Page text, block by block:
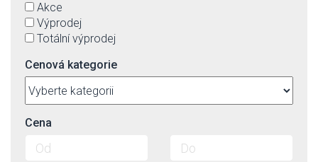
Akce
Výprodej
Totální výprodej
Cenová kategorie
Cena